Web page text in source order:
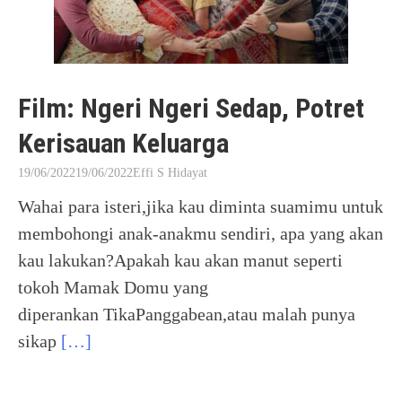
Film: Ngeri Ngeri Sedap, Potret
Kerisauan Keluarga
19/06/202219/06/2022Effi S Hidayat
Wahai para isteri,jika kau diminta suamimu untuk
membohongi anak-anakmu sendiri, apa yang akan
kau lakukan?Apakah kau akan manut seperti
tokoh Mamak Domu yang
diperankan TikaPanggabean,atau malah punya
sikap […]